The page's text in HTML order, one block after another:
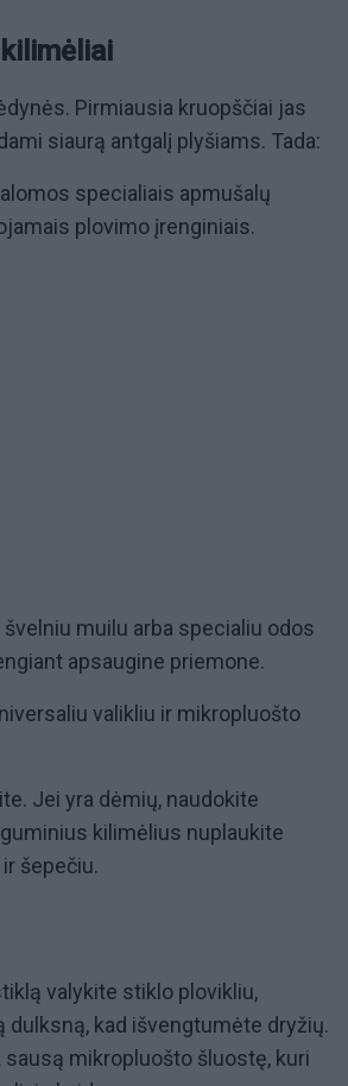
Pirmiausia kruopščiai jas
siaurą antgalį plyšiams. Tada:
specialiais apmušalų
plovimo įrenginiais.
muilu arba specialiu odos
apsaugine priemone.
valikliu ir mikropluošto
Jei yra dėmių, naudokite
kilimėlius nuplaukite
šepečiu.
valykite stiklo plovikliu,
dulksną, kad išvengtumėte dryžių.
sausą mikropluošto šluostę, kuri